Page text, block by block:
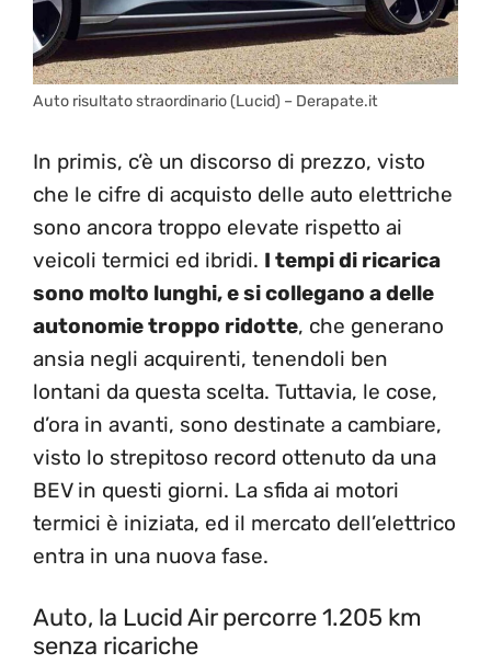
Auto risultato straordinario (Lucid) – Derapate.it
In primis, c’è un discorso di prezzo, visto
che le cifre di acquisto delle auto elettriche
sono ancora troppo elevate rispetto ai
veicoli termici ed ibridi. I tempi di ricarica
sono molto lunghi, e si collegano a delle
autonomie troppo ridotte, che generano
ansia negli acquirenti, tenendoli ben
lontani da questa scelta. Tuttavia, le cose,
d’ora in avanti, sono destinate a cambiare,
visto lo strepitoso record ottenuto da una
BEV in questi giorni. La sfida ai motori
termici è iniziata, ed il mercato dell’elettrico
entra in una nuova fase.
Auto, la Lucid Air percorre 1.205 km
senza ricariche